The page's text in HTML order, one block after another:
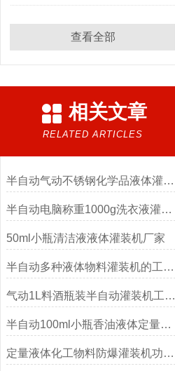
查看全部
相关文章
RELATED ARTICLES
半自动气动不锈钢化学品液体灌装机
半自动电脑称重1000g洗衣液灌装机
50ml小瓶清洁液液体灌装机厂家
半自动多种液体物料灌装机的工作原理
气动1L料酒瓶装半自动灌装机工厂生产
半自动100ml小瓶香油液体定量灌装机的原理及特点
定量液体化工物料防爆灌装机功能介绍